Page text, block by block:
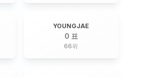
YOUNGJAE
0 표
66위